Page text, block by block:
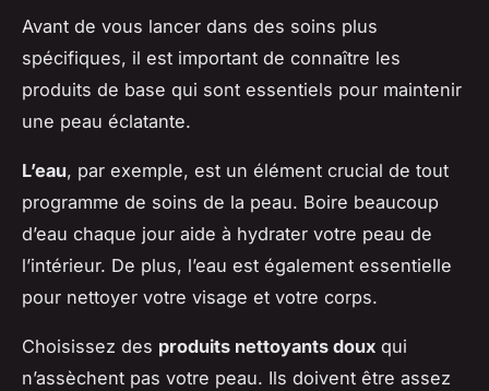
Avant de vous lancer dans des soins plus
spécifiques, il est important de connaître les
produits de base qui sont essentiels pour maintenir
une peau éclatante.
L’eau, par exemple, est un élément crucial de tout
programme de soins de la peau. Boire beaucoup
d’eau chaque jour aide à hydrater votre peau de
l’intérieur. De plus, l’eau est également essentielle
pour nettoyer votre visage et votre corps.
Choisissez des produits nettoyants doux qui
n’assèchent pas votre peau. Ils doivent être assez